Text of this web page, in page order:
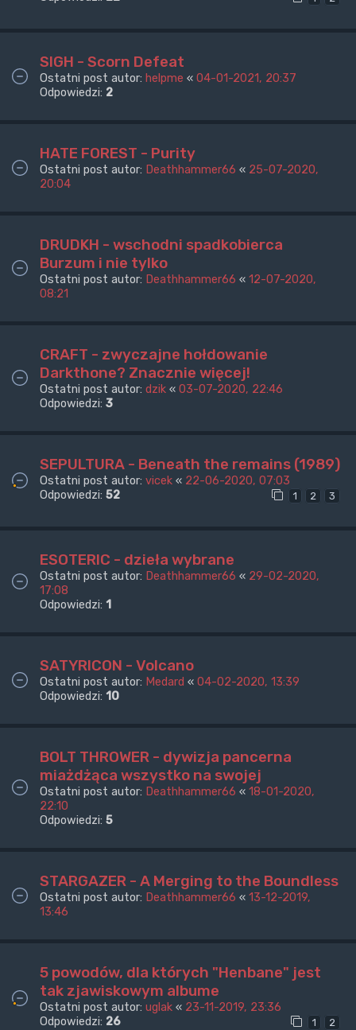
SIGH - Scorn Defeat
Ostatni post autor: helpme « 04-01-2021, 20:37
Odpowiedzi: 2
HATE FOREST - Purity
Ostatni post autor: Deathhammer66 « 25-07-2020,
20:04
DRUDKH - wschodni spadkobierca
Burzum i nie tylko
Ostatni post autor: Deathhammer66 « 12-07-2020,
08:21
CRAFT - zwyczajne hołdowanie
Darkthone? Znacznie więcej!
Ostatni post autor: dzik « 03-07-2020, 22:46
Odpowiedzi: 3
SEPULTURA - Beneath the remains (1989)
Ostatni post autor: vicek « 22-06-2020, 07:03
Odpowiedzi: 52 1 2 3
ESOTERIC - dzieła wybrane
Ostatni post autor: Deathhammer66 « 29-02-2020,
17:08
Odpowiedzi: 1
SATYRICON - Volcano
Ostatni post autor: Medard « 04-02-2020, 13:39
Odpowiedzi: 10
BOLT THROWER - dywizja pancerna
miażdżąca wszystko na swojej
Ostatni post autor: Deathhammer66 « 18-01-2020,
22:10
Odpowiedzi: 5
STARGAZER - A Merging to the Boundless
Ostatni post autor: Deathhammer66 « 13-12-2019,
13:46
5 powodów, dla których "Henbane" jest
tak zjawiskowym albume
Ostatni post autor: uglak « 23-11-2019, 23:36
Odpowiedzi: 26 1 2